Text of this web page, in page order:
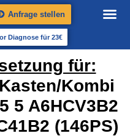
Anfrage stellen
Diagnose für 23€
für:
Kombi
5 A6HCV3B2
(146PS)